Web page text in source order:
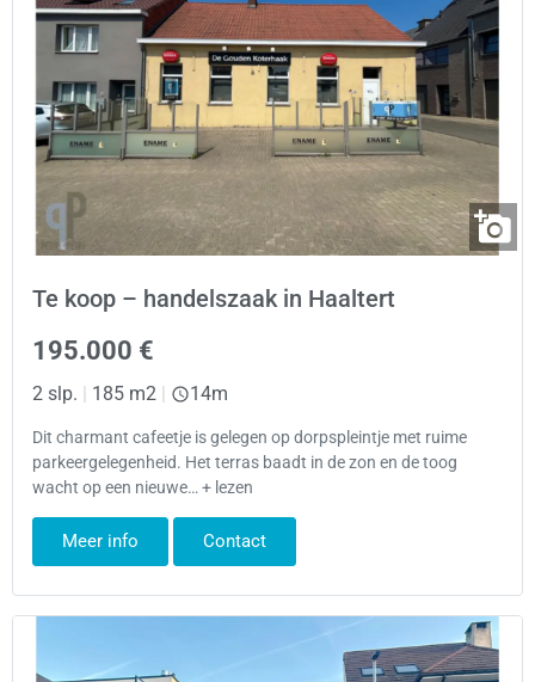
Te koop – handelszaak in Haaltert
195.000 €
2 slp. | 185 m2 | 14m
Dit charmant cafeetje is gelegen op dorpspleintje met ruime
parkeergelegenheid. Het terras baadt in de zon en de toog
wacht op een nieuwe… + lezen
Meer info Contact